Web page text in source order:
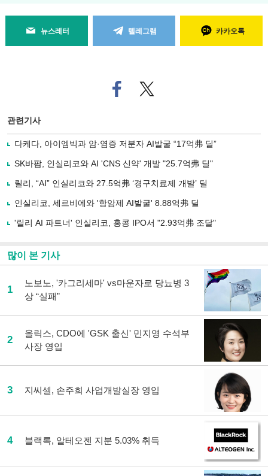
뉴스레터 텔레그램 카카오톡
페
이
로
기
사
유
기
트위
터로
관련기사
다케다, 아이엠빅과 암·염증 저분자 AI발굴 “17억弗 딜”
SK바팜, 인실리코와 AI 'CNS 신약' 개발 "25.7억弗 딜"
릴리, “AI” 인실리코와 27.5억弗 ‘경구치료제 개발’ 딜
인실리코, 세르비에와 '항암제 AI발굴' 8.88억弗 딜
'릴리 AI 파트너' 인실리코, 홍콩 IPO서 "2.93억弗 조달"
많이 본 기사
1
노보노, '카그리세마' vs마운자로 당뇨병 3
상 “실패”
2
올릭스, CDO에 'GSK 출신' 민지영 수석부
사장 영입
3 지씨셀, 손주희 사업개발실장 영입
4 블랙록, 알테오젠 지분 5.03% 취득